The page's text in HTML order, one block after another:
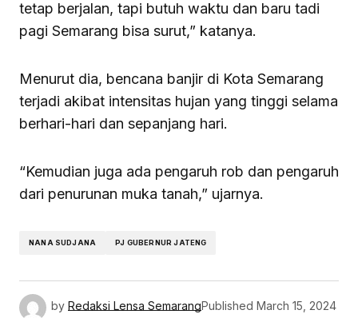
tetap berjalan, tapi butuh waktu dan baru tadi
pagi Semarang bisa surut,” katanya.
Menurut dia, bencana banjir di Kota Semarang
terjadi akibat intensitas hujan yang tinggi selama
berhari-hari dan sepanjang hari.
“Kemudian juga ada pengaruh rob dan pengaruh
dari penurunan muka tanah,” ujarnya.
NANA SUDJANA PJ GUBERNUR JATENG
by Redaksi Lensa SemarangPublished March 15, 2024